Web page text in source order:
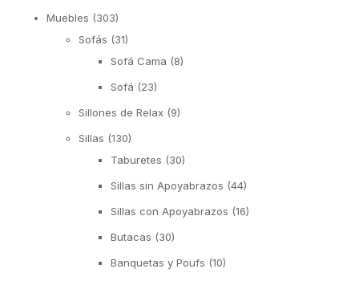
Muebles (303)
Sofás (31)
Sofá Cama (8)
Sofá (23)
Sillones de Relax (9)
Sillas (130)
Taburetes (30)
Sillas sin Apoyabrazos (44)
Sillas con Apoyabrazos (16)
Butacas (30)
Banquetas y Poufs (10)